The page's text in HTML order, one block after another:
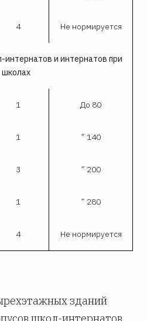
4 Не нормируется
интернатов и интернатов при
школах
1 До 80
1 ” 140
3 ” 200
1 ” 280
4 Не нормируется
зданий
школ-интернатов